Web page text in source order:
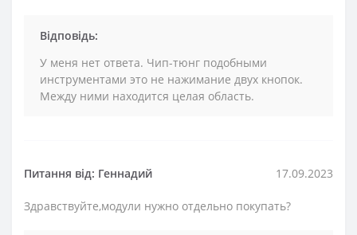
Відповідь:
У меня нет ответа. Чип-тюнг подобными
инструментами это не нажимание двух кнопок.
Между ними находится целая область.
Питання від: Геннадий 17.09.2023
Здравствуйте,модули нужно отдельно покупать?